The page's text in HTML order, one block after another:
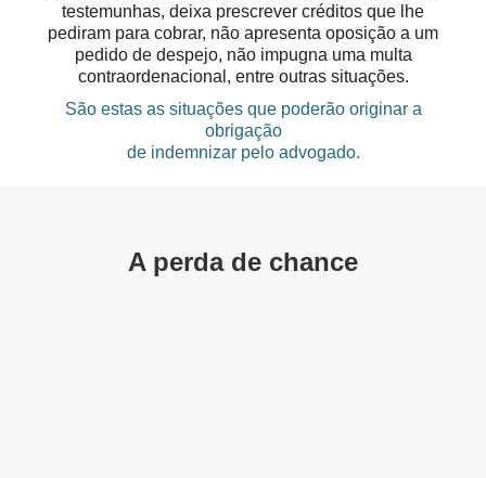
testemunhas, deixa prescrever créditos que lhe
pediram para cobrar, não apresenta oposição a um
pedido de despejo, não impugna uma multa
contraordenacional, entre outras situações.
São estas as situações que poderão originar a
obrigação
de indemnizar pelo advogado.
A perda de chance